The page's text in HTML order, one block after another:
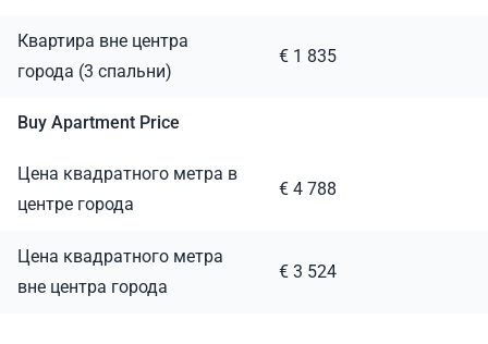
Квартира вне центра
города (3 спальни)
€ 1 835
Buy Apartment Price
Цена квадратного метра в
центре города
€ 4 788
Цена квадратного метра
вне центра города
€ 3 524